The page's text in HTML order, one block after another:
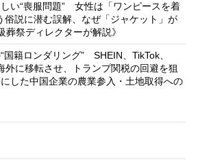
い“喪服問題” 女性は「ワンピースを着
俗説に潜む誤解、なぜ「ジャケット」が
葬祭ディレクターが解説》
国籍ロンダリング” SHEIN、TikTok、
に移転させ、トランプ関税の回避を狙
した中国企業の農業参入・土地取得への